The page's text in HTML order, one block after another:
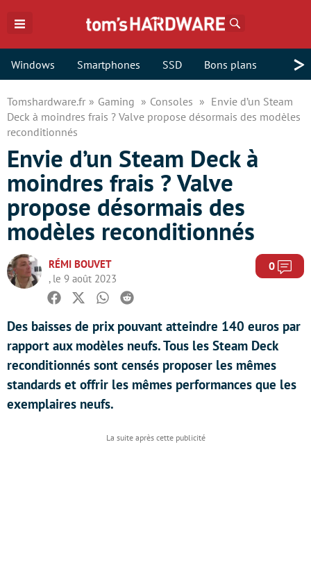
Windows Smartphones SSD Bons plans >
Tomshardware.fr Gaming Consoles
Envie d’un Steam
Deck à moindres frais ? Valve propose désormais des modèles
reconditionnés
Envie d’un Steam Deck à
moindres frais ? Valve
propose désormais des
modèles reconditionnés
RÉMI BOUVET
, le 9 août 2023
0
Facebook
TwitterWhatsapp
Reddit
Des baisses de prix pouvant atteindre 140 euros par
rapport aux modèles neufs. Tous les Steam Deck
reconditionnés sont censés proposer les mêmes
standards et offrir les mêmes performances que les
exemplaires neufs.